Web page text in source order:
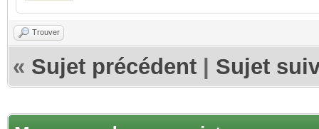
Trouver
« Sujet précédent Sujet